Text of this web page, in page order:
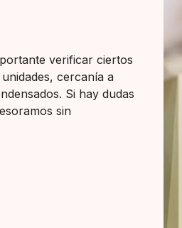
verificar ciertos
cercanía a
Si hay dudas
sin